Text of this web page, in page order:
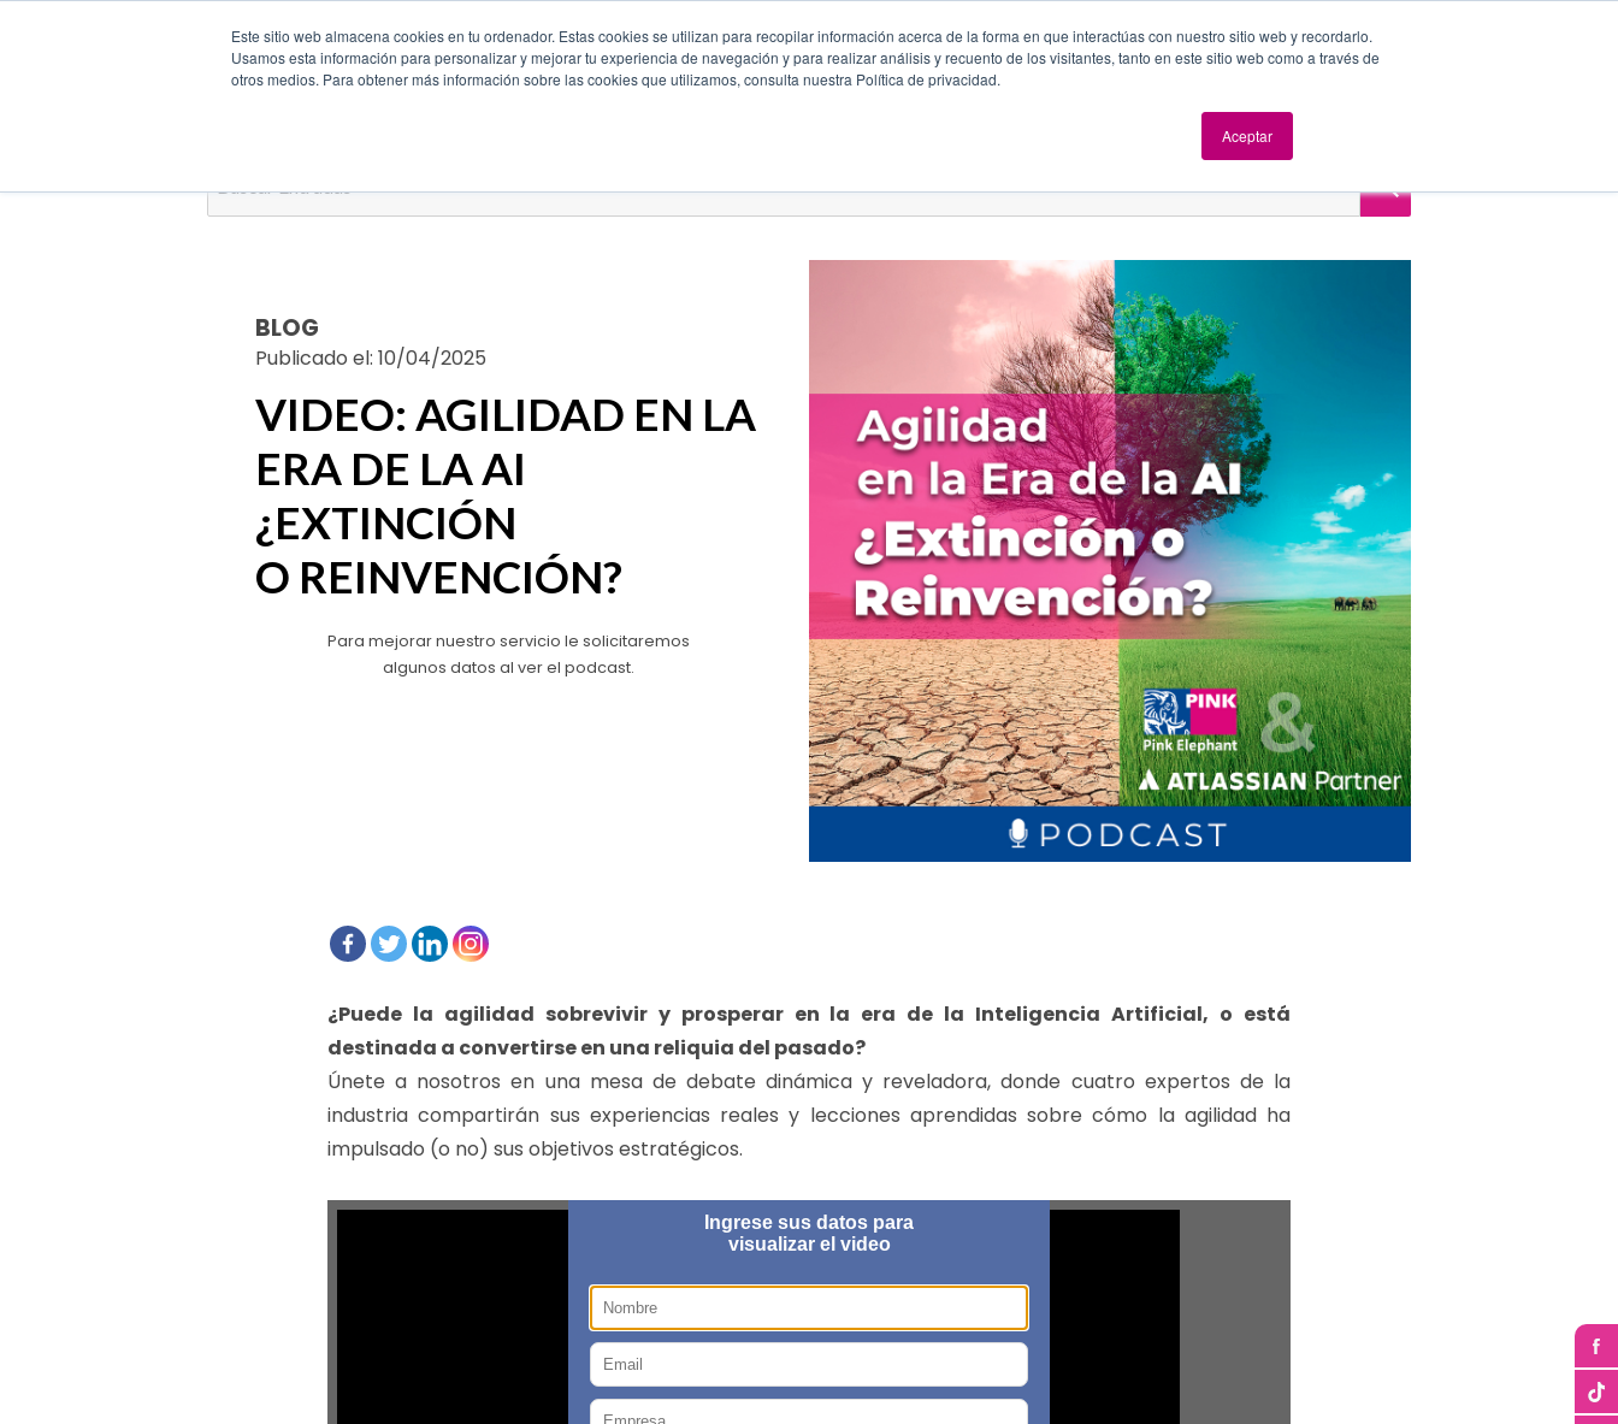
Este sitio web almacena cookies en tu ordenador. Estas cookies se utilizan para recopilar información acerca de la forma en que interactúas con nuestro sitio web y recordarlo.
Usamos esta información para personalizar y mejorar tu experiencia de navegación y para realizar análisis y recuento de los visitantes, tanto en este sitio web como a través de
otros medios. Para obtener más información sobre las cookies que utilizamos, consulta nuestra Política de privacidad.
Aceptar
Capacitación y Certificación Eficiencia Operativa Continuidad y Seguridad Evolución digital
BLOG
Publicado el: 10/04/2025
VIDEO: AGILIDAD EN LA
ERA DE LA AI
¿EXTINCIÓN
O REINVENCIÓN?
Para mejorar nuestro servicio le solicitaremos
algunos datos al ver el podcast.
¿Puede la agilidad sobrevivir y prosperar en la era de la Inteligencia Artificial, o está
destinada a convertirse en una reliquia del pasado?
Únete a nosotros en una mesa de debate dinámica y reveladora, donde cuatro expertos de la
industria compartirán sus experiencias reales y lecciones aprendidas sobre cómo la agilidad ha
impulsado (o no) sus objetivos estratégicos.